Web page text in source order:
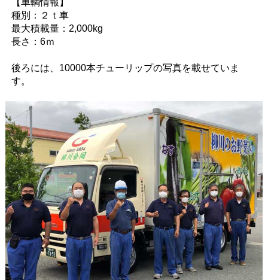
種別：２ｔ車
最大積載量：2,000kg
長さ：6ｍ
後ろには、10000本チューリップの写真を載せていま
す。